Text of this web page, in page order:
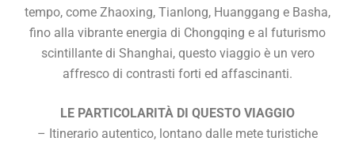
tempo, come Zhaoxing, Tianlong, Huanggang e Basha,
fino alla vibrante energia di Chongqing e al futurismo
scintillante di Shanghai, questo viaggio è un vero
affresco di contrasti forti ed affascinanti.
LE PARTICOLARITÀ DI QUESTO VIAGGIO
– Itinerario autentico, lontano dalle mete turistiche